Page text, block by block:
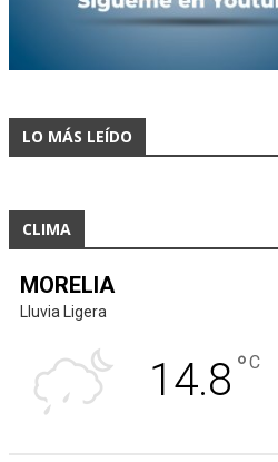
LO MÁS LEÍDO
CLIMA
MORELIA
Lluvia Ligera
14.8 °C